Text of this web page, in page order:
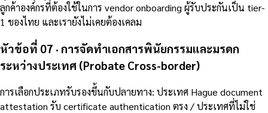
ลูกค้าองค์กรที่ต้องใช้ในการ vendor onboarding ผู้รับประกันเป็น tier-
1 ของไทย และเรายังไม่เคยต้องเคลม
หัวข้อที่ 07 · การจัดทำเอกสารพินัยกรรมและมรดก
ระหว่างประเทศ (Probate Cross-border)
การเลือกประเภทรับรองขึ้นกับปลายทาง: ประเทศ Hague document
attestation รับ certificate authentication ตรง / ประเทศที่ไม่ใช่